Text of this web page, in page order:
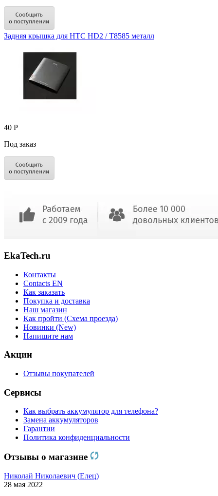
Задняя крышка для HTC HD2 / T8585 металл
40 Р
Под заказ
EkaTech.ru
Контакты
Contacts EN
Как заказать
Покупка и доставка
Наш магазин
Как пройти (Схема проезда)
Новинки (New)
Напишите нам
Акции
Отзывы покупателей
Сервисы
Как выбрать аккумулятор для телефона?
Замена аккумуляторов
Гарантии
Политика конфиденциальности
Отзывы о магазине
Николай Николаевич (Елец)
28 мая 2022